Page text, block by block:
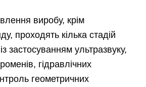
виробу, крім
проходять кілька стадій
застосуванням ультразвуку,
гідравлічних
геометричних